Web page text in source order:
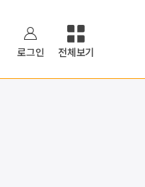
로그인 전체보기